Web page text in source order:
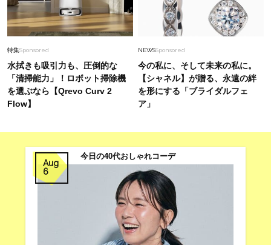
特集Sponsored
水拭きも吸引力も、圧倒的な
「清掃能力」！ロボット掃除機
を選ぶなら【Qrevo Curv 2
Flow】
NEWSSponsored
今の私に、そして未来の私に。
【シャネル】が贈る、永遠の絆
を形にする「ブライダルフェ
ア」
Aug
6
今日の40代おしゃれコーデ